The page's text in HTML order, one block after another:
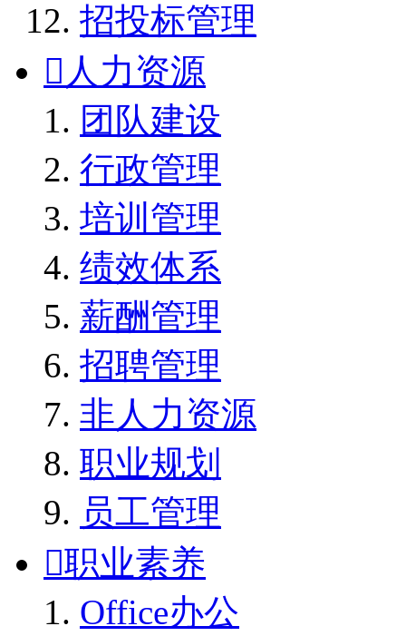
招投标管理
 人力资源
团队建设
行政管理
培训管理
绩效体系
薪酬管理
招聘管理
非人力资源
职业规划
员工管理
职业素养
Office办公